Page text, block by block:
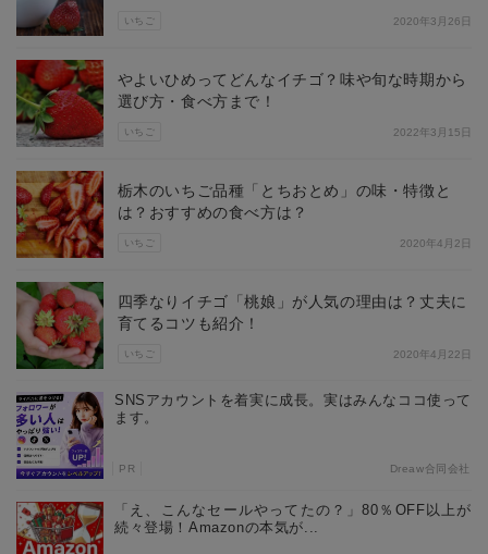
いちご 2020年3月26日
いちご
やよいひめってどんなイチゴ？味や旬な時期から
選び方・食べ方まで！
2022年3月15日
いちご
栃木のいちご品種「とちおとめ」の味・特徴と
は？おすすめの食べ方は？
2020年4月2日
いちご
四季なりイチゴ「桃娘」が人気の理由は？丈夫に
育てるコツも紹介！
2020年4月22日
SNSアカウントを着実に成長。実はみんなココ使って
ます。
PR Dreaw合同会社
「え、こんなセールやってたの？」80％OFF以上が
続々登場！Amazonの本気が...